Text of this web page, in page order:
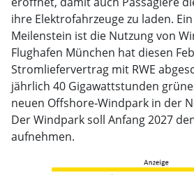
ihre Elektrofahrzeuge zu laden.
Meilenstein ist die Nutzung von
Flughafen München hat diesen
Stromliefervertrag mit RWE
jährlich 40 Gigawattstunden
neuen Offshore‑Windpark in der
Der Windpark soll Anfang 2027
aufnehmen.